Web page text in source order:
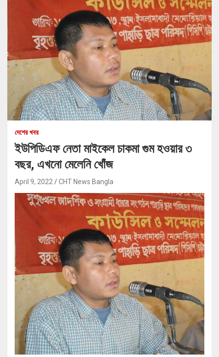
দেশের খবর
ইউপিডিএফ নেতা মাইকেল চাকমা গুম হওয়ার ৩
বছর, এখনো মেলেনি খোঁজ
April 9, 2022 CHT News Bangla